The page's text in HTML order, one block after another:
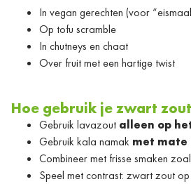
In vegan gerechten (voor
Op tofu scramble
In chutneys en chaat
Over fruit met een hartige twist
Hoe gebruik je zwart
Gebruik lavazout alleen op
Gebruik kala namak met mate
Combineer met frisse smaken
Speel met contrast: zwart zout